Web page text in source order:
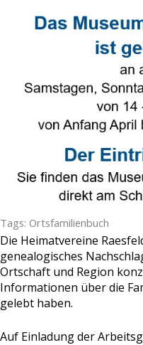
Select Language
Menü
Ortsfamilienbuch
Veröffentlicht vonKarl-
Tags: Ortsfamilienbuch
Die Heimatvereine
genealogisches
Ortschaft und Region
Informationen über die
gelebt haben.
Auf Einladung der